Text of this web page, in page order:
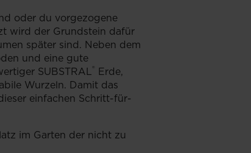
oder du vorgezogene
wird der Grundstein dafür
später sind. Neben dem
und eine gute
SUBSTRAL® Erde,
Wurzeln. Damit das
einfachen Schritt-für-
im Garten der nicht zu